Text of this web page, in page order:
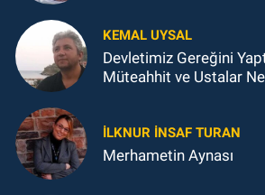
KEMAL UYSAL
Devletimiz Gereğini Yaptı…
Müteahhit ve Ustalar Ne
İLKNUR İNSAF TURAN
Merhametin Aynası